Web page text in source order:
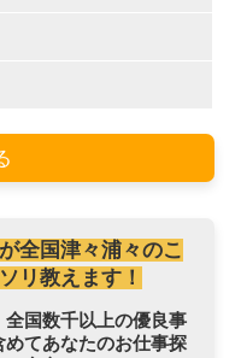
全国津々浦々のこ
リ教えます！
国数千以上の優良事
てあなたのお仕事探